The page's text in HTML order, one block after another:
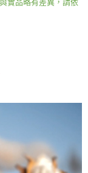
實品略有差異，請依